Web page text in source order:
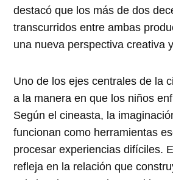
destacó que los más de dos
transcurridos entre ambas
una nueva perspectiva creativa
Uno de los ejes centrales de la
a la manera en que los niños
Según el cineasta, la
funcionan como herramientas
procesar experiencias difíciles.
refleja en la relación que